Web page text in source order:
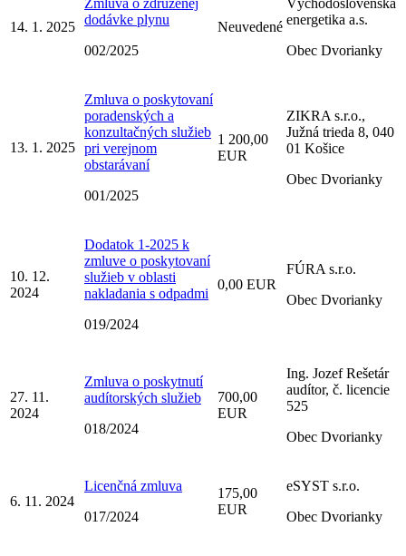
14. 1. 2025 dodávke plynu
002/2025
Neuvedené energetika a.s.
Obec Dvorianky
13. 1. 2025
Zmluva o poskytovaní
poradenských a
konzultačných služieb
pri verejnom
obstarávaní
001/2025
1 200,00
EUR
ZIKRA s.r.o.,
Južná trieda 8, 040
01 Košice
Obec Dvorianky
10. 12.
2024
Dodatok 1-2025 k
zmluve o poskytovaní
služieb v oblasti
nakladania s odpadmi
019/2024
0,00 EUR
FÚRA s.r.o.
Obec Dvorianky
27. 11.
2024
Zmluva o poskytnutí
audítorských služieb
018/2024
700,00
EUR
Ing. Jozef Rešetár
audítor, č. licencie
525
Obec Dvorianky
6. 11. 2024
Licenčná zmluva
017/2024
175,00
EUR
eSYST s.r.o.
Obec Dvorianky